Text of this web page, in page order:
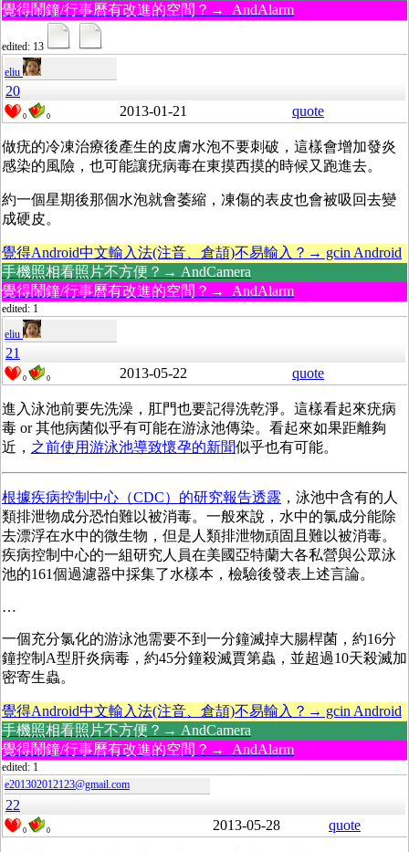
覺得鬧鐘/行事曆有改進的空間？→ AndAlarm
edited: 13
eliu
20
0 0 2013-01-21 quote
做疣的冷凍治療後產生的皮膚水泡不要刺破，這樣會增加發炎
感染的風險，也可能讓疣病毒在東摸西摸的時候又跑進去。
約一個星期後那個水泡就會萎縮，凍傷的表皮也會被吸回去變
成硬皮。
覺得Android中文輸入法(注音、倉頡)不易輸入？→ gcin Android
手機照相看照片不方便？→ AndCamera
覺得鬧鐘/行事曆有改進的空間？→ AndAlarm
edited: 1
eliu
21
0 0 2013-05-22 quote
進入泳池前要先洗澡，肛門也要記得洗乾淨。這樣看起來疣病
毒 or 其他病菌似乎有可能在游泳池傳染。看起來如果距離夠
近， 之前使用游泳池導致懷孕的新聞似乎也有可能。
根據疾病控制中心（CDC）的研究報告透露 ，泳池中含有的人
類排泄物成分恐怕難以被消毒。一般來說，水中的氯成分能除
去漂浮在水中的微生物，但是人類排泄物頑固且難以被消毒。
疾病控制中心的一組研究人員在美國亞特蘭大各私營與公眾泳
池的161個過濾器中採集了水樣本，檢驗後發表上述言論。
…
一個充分氯化的游泳池需要不到一分鐘滅掉大腸桿菌，約16分
鐘控制A型肝炎病毒，約45分鐘殺滅賈第蟲，並超過10天殺滅加
密寄生蟲。
覺得Android中文輸入法(注音、倉頡)不易輸入？→ gcin Android
手機照相看照片不方便？→ AndCamera
覺得鬧鐘/行事曆有改進的空間？→ AndAlarm
edited: 1
e201302012123@gmail.com
22
0 0 2013-05-28 quote